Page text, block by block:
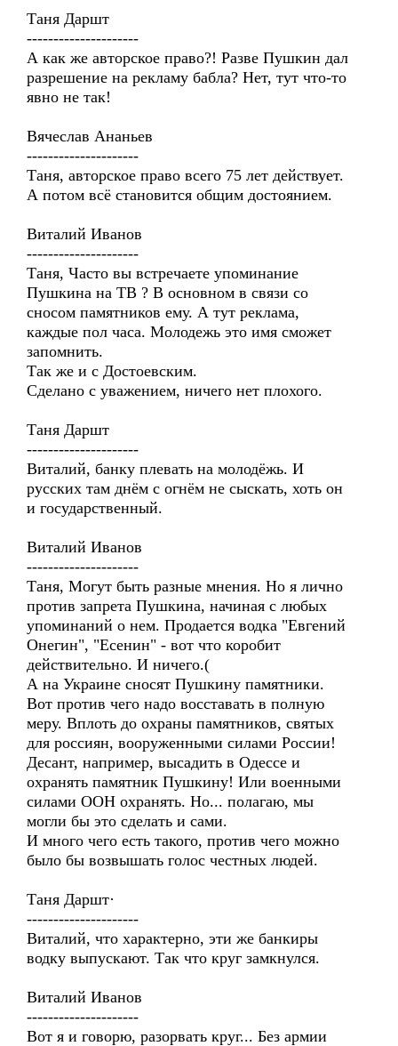
Таня Даршт
---------------------
А как же авторское право?! Разве Пушкин дал
разрешение на рекламу бабла? Нет, тут что-то
явно не так!
Вячеслав Ананьев
---------------------
Таня, авторское право всего 75 лет действует.
А потом всё становится общим достоянием.
Виталий Иванов
---------------------
Таня, Часто вы встречаете упоминание
Пушкина на ТВ ? В основном в связи со
сносом памятников ему. А тут реклама,
каждые пол часа. Молодежь это имя сможет
запомнить.
Так же и с Достоевским.
Сделано с уважением, ничего нет плохого.
Таня Даршт
---------------------
Виталий, банку плевать на молодёжь. И
русских там днём с огнём не сыскать, хоть он
и государственный.
Виталий Иванов
---------------------
Таня, Могут быть разные мнения. Но я лично
против запрета Пушкина, начиная с любых
упоминаний о нем. Продается водка "Евгений
Онегин", "Есенин" - вот что коробит
действительно. И ничего.(
А на Украине сносят Пушкину памятники.
Вот против чего надо восставать в полную
меру. Вплоть до охраны памятников, святых
для россиян, вооруженными силами России!
Десант, например, высадить в Одессе и
охранять памятник Пушкину! Или военными
силами ООН охранять. Но... полагаю, мы
могли бы это сделать и сами.
И много чего есть такого, против чего можно
было бы возвышать голос честных людей.
Таня Даршт·
---------------------
Виталий, что характерно, эти же банкиры
водку выпускают. Так что круг замкнулся.
Виталий Иванов
---------------------
Вот я и говорю, разорвать круг... Без армии